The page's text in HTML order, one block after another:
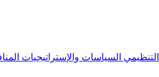
السياسات والإستراتيجيات